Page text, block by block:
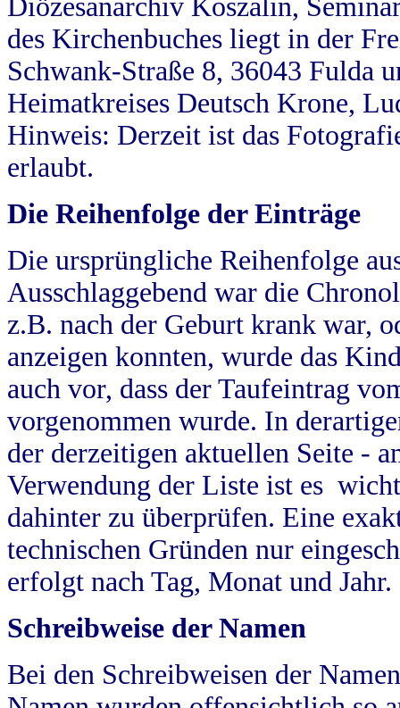
Diözesanarchiv Koszalin,
des Kirchenbuches liegt in der
Schwank-Straße 8, 36043 Fulda
Heimatkreises Deutsch Krone,
Hinweis: Derzeit ist das
erlaubt.
Die Reihenfolge der Einträge
Die ursprüngliche Reihenfolge
Ausschlaggebend war die
z.B. nach der Geburt krank war,
anzeigen konnten, wurde das
auch vor, dass der Taufeintrag
vorgenommen wurde. In
der derzeitigen aktuellen Seite -
Verwendung der Liste ist es
dahinter zu überprüfen. Eine
technischen Gründen nur
erfolgt nach Tag, Monat und Jahr.
Schreibweise der Namen
Bei den Schreibweisen der